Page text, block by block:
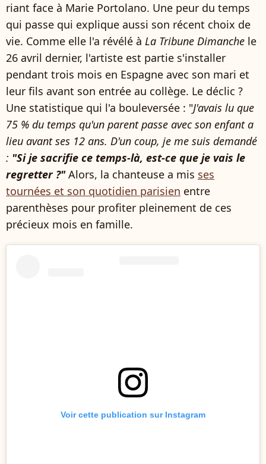
riant face à Marie Portolano. Une peur du temps
qui passe qui explique aussi son récent choix de
vie. Comme elle l'a révélé à La Tribune Dimanche le
26 avril dernier, l'artiste est partie s'installer
pendant trois mois en Espagne avec son mari et
leur fils avant son entrée au collège. Le déclic ?
Une statistique qui l'a bouleversée : "J'avais lu que
75 % du temps qu'un parent passe avec son enfant a
lieu avant ses 12 ans. D'un coup, je me suis demandé
: "Si je sacrifie ce temps-là, est-ce que je vais le
regretter ?"Alors, la chanteuse a mis ses
tournées et son quotidien parisien entre
parenthèses pour profiter pleinement de ces
précieux mois en famille.
Voir cette publication sur Instagram